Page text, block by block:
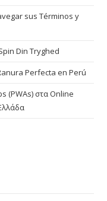
sus Términos y
Din Tryghed
Perfecta en Perú
(PWAs) στα Online